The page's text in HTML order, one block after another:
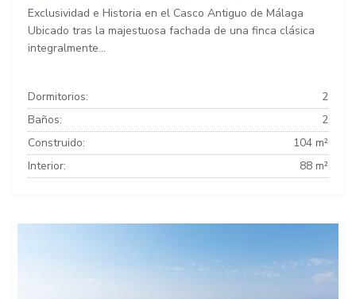
Exclusividad e Historia en el Casco Antiguo de Málaga
Ubicado tras la majestuosa fachada de una finca clásica
integralmente...
Dormitorios:
2
Baños:
2
Construido:
104 m²
Interior:
88 m²